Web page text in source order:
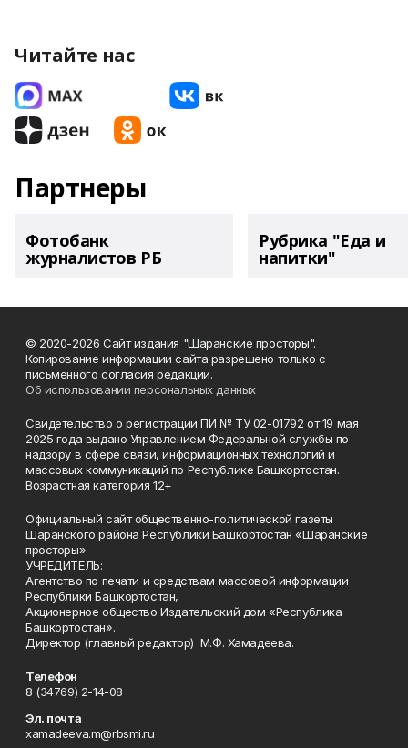
Читайте нас
Партнеры
Фотобанк
журналистов РБ
Рубрика "Еда и
напитки"
© 2020-2026 Сайт издания "Шаранские просторы".
Копирование информации сайта разрешено только с
письменного согласия редакции.
Об использовании персональных данных
Свидетельство о регистрации ПИ № ТУ 02-01792 от 19 мая
2025 года выдано Управлением Федеральной службы по
надзору в сфере связи, информационных технологий и
массовых коммуникаций по Республике Башкортостан.
Возрастная категория 12+
Официальный сайт общественно-политической газеты
Шаранского района Республики Башкортостан «Шаранские
просторы»
УЧРЕДИТЕЛЬ:
Агентство по печати и средствам массовой информации
Республики Башкортостан,
Акционерное общество Издательский дом «Республика
Башкортостан».
Директор (главный редактор) М.Ф. Хамадеева.
Телефон
8 (34769) 2-14-08
Эл. почта
xamadeeva.m@rbsmi.ru